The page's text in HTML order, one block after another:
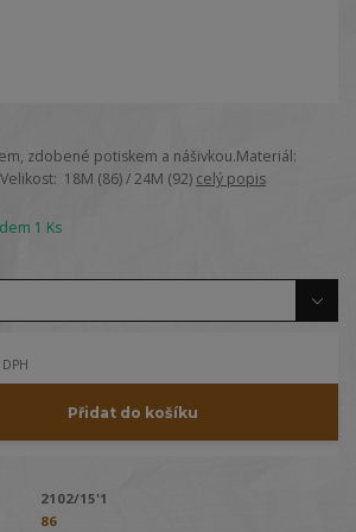
zdobené potiskem a nášivkou.Materiál:
18M (86) / 24M (92) celý popis
1 Ks
Přidat do košíku
2102/15'1
86